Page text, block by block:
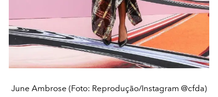
June Ambrose (Foto: Reprodução/Instagram @cfda)